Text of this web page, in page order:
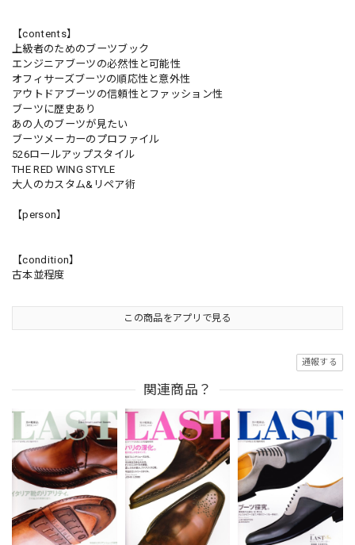
【contents】
上級者のためのブーツブック
エンジニアブーツの必然性と可能性
オフィサーズブーツの順応性と意外性
アウトドアブーツの信頼性とファッション性
ブーツに歴史あり
あの人のブーツが見たい
ブーツメーカーのプロファイル
526ロールアップスタイル
THE RED WING STYLE
大人のカスタム&リペア術
【person】
【condition】
古本並程度
この商品をアプリで見る
通報する
関連商品？